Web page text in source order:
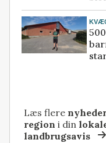
Læs flere
region i din
landbrugsavis